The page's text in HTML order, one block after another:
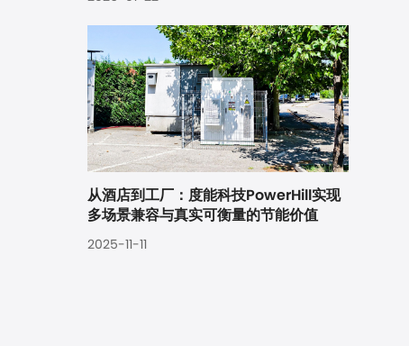
从酒店到工厂：度能科技PowerHill实现
多场景兼容与真实可衡量的节能价值
2025-11-11